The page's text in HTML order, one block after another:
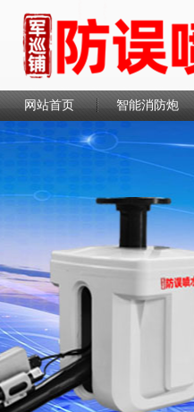
网站首页 智能消防炮
联系我们